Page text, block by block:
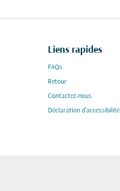
Liens rapides
FAQs
Retour
Contactez-nous
Déclaration d’accessibilité